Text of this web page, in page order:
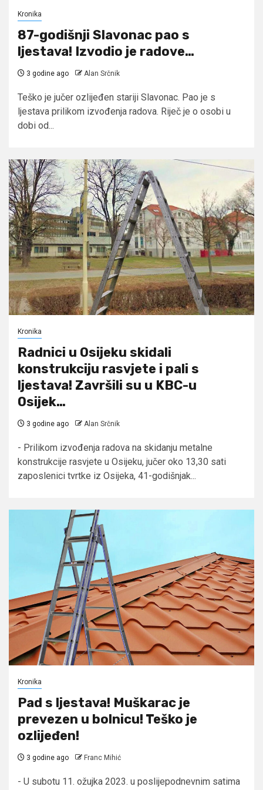
Kronika
87-godišnji Slavonac pao s
ljestava! Izvodio je radove…
3 godine ago Alan Srčnik
Teško je jučer ozlijeđen stariji Slavonac. Pao je s
ljestava prilikom izvođenja radova. Riječ je o osobi u
dobi od...
Kronika
Radnici u Osijeku skidali
konstrukciju rasvjete i pali s
ljestava! Završili su u KBC-u
Osijek…
3 godine ago Alan Srčnik
- Prilikom izvođenja radova na skidanju metalne
konstrukcije rasvjete u Osijeku, jučer oko 13,30 sati
zaposlenici tvrtke iz Osijeka, 41-godišnjak...
Kronika
Pad s ljestava! Muškarac je
prevezen u bolnicu! Teško je
ozlijeđen!
3 godine ago Franc Mihić
- U subotu 11. ožujka 2023. u poslijepodnevnim satima